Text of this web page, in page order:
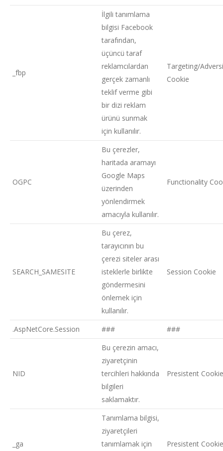
_fbp
İlgili tanımlama
bilgisi Facebook
tarafından,
üçüncü taraf
reklamcılardan
gerçek zamanlı
teklif verme gibi
bir dizi reklam
ürünü sunmak
için kullanılır.
Targeting/
Cookie
OGPC
Bu çerezler,
haritada aramayı
Google Maps
üzerinden
yönlendirmek
amacıyla kullanılır.
Functionality
SEARCH_SAMESITE
Bu çerez,
tarayıcının bu
çerezi siteler arası
isteklerle birlikte
göndermesini
önlemek için
kullanılır.
Session Cookie
.AspNetCore.Session ### ###
NID
Bu çerezin amacı,
ziyaretçinin
tercihleri hakkında
bilgileri
saklamaktır.
Presistent Cookie
_ga
Tanımlama bilgisi,
ziyaretçileri
tanımlamak için
Presistent Cookie